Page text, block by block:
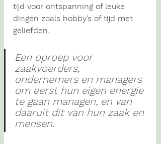
tijd voor ontspanning of leuke
dingen zoals hobby’s of tijd met
geliefden.
Een oproep voor
zaakvoerders,
ondernemers en managers
om eerst hun eigen energie
te gaan managen, en van
daaruit dit van hun zaak en
mensen.